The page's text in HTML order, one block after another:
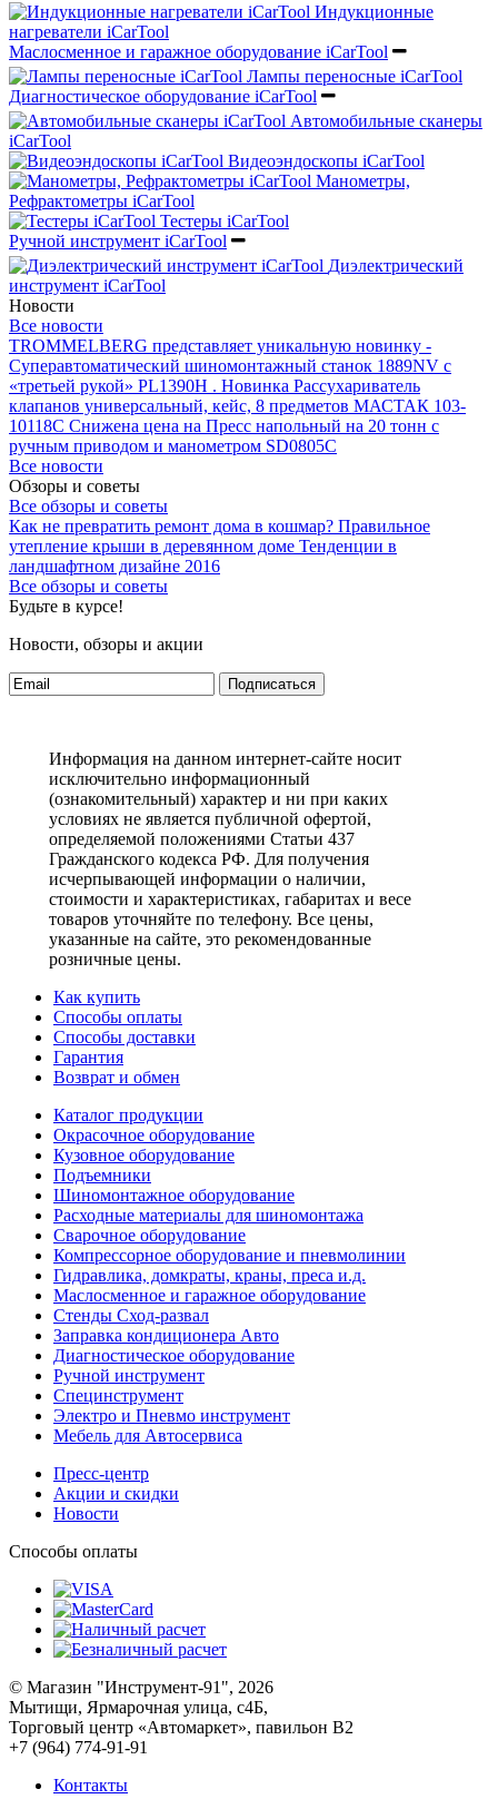
Индукционные
нагреватели iCarTool
Маслосменное и гаражное оборудование iCarTool
Лампы переносные iCarTool
Диагностическое оборудование iCarTool
Автомобильные сканеры
iCarTool
Видеоэндоскопы iCarTool
Манометры,
Рефрактометры iCarTool
Тестеры iCarTool
Ручной инструмент iCarTool
Диэлектрический
инструмент iCarTool
Новости
Все новости
TROMMELBERG представляет уникальную новинку -
Суперавтоматический шиномонтажный станок 1889NV с
«третьей рукой» PL1390H . Новинка Рассухариватель
клапанов универсальный, кейс, 8 предметов МАСТАК 103-
10118C Снижена цена на Пресс напольный на 20 тонн с
ручным приводом и манометром SD0805C
Все новости
Обзоры и советы
Все обзоры и советы
Как не превратить ремонт дома в кошмар? Правильное
утепление крыши в деревянном доме Тенденции в
ландшафтном дизайне 2016
Все обзоры и советы
Будьте в курсе!
Новости, обзоры и акции
Подписаться
Информация на данном интернет-сайте носит
исключительно информационный
(ознакомительный) характер и ни при каких
условиях не является публичной офертой,
определяемой положениями Статьи 437
Гражданского кодекса РФ. Для получения
исчерпывающей информации о наличии,
стоимости и характеристиках, габаритах и весе
товаров уточняйте по телефону. Все цены,
указанные на сайте, это рекомендованные
розничные цены.
Как купить
Способы оплаты
Способы доставки
Гарантия
Возврат и обмен
Каталог продукции
Окрасочное оборудование
Кузовное оборудование
Подъемники
Шиномонтажное оборудование
Расходные материалы для шиномонтажа
Сварочное оборудование
Компрессорное оборудование и пневмолинии
Гидравлика, домкраты, краны, преса и.д.
Маслосменное и гаражное оборудование
Стенды Сход-развал
Заправка кондиционера Авто
Диагностическое оборудование
Ручной инструмент
Специнструмент
Электро и Пневмо инструмент
Мебель для Автосервиса
Пресс-центр
Акции и скидки
Новости
Способы оплаты
© Магазин "Инструмент-91", 2026
Мытищи, Ярмарочная улица, с4Б,
Торговый центр «Автомаркет», павильон В2
+7 (964) 774-91-91
Контакты